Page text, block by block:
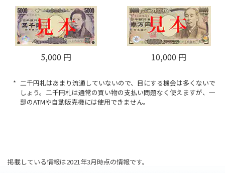
5,000 円 10,000 円
二千円札はあまり流通していないので、目にする機会は多くないで
しょう。二千円札は通常の買い物の支払い問題なく使えますが、一
部のATMや自動販売機には使用できません。
掲載している情報は2021年3月時点の情報です。